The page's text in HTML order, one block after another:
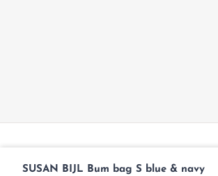
SUSAN BIJL Bum bag S blue & navy